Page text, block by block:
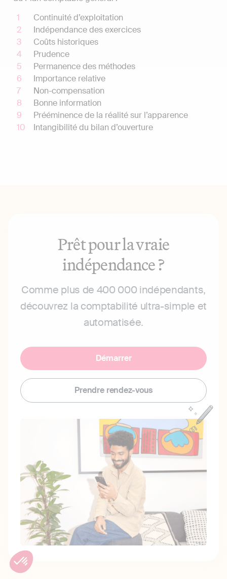
Continuité d’exploitation
Indépendance des exercices
Coûts historiques
Prudence
Permanence des méthodes
Importance relative
Non-compensation
Bonne information
Prééminence de la réalité sur l’apparence
Intangibilité du bilan d’ouverture
Prêt pour la vraie
indépendance ?
Comme plus de 400 000 indépendants,
découvrez la comptabilité ultra-simple et
automatisée.
Démarrer
Prendre rendez-vous